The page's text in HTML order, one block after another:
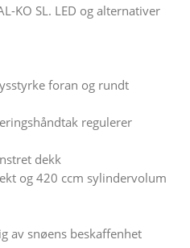
KO SL. LED og alternativer
foran og rundt
regulerer
dekk
og 420 ccm sylindervolum
av snøens beskaffenhet